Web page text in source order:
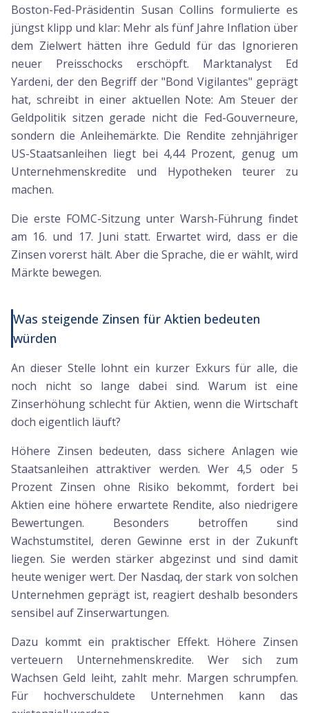
Boston-Fed-Präsidentin Susan Collins formulierte es
jüngst klipp und klar: Mehr als fünf Jahre Inflation über
dem Zielwert hätten ihre Geduld für das Ignorieren
neuer Preisschocks erschöpft. Marktanalyst Ed
Yardeni, der den Begriff der "Bond Vigilantes" geprägt
hat, schreibt in einer aktuellen Note: Am Steuer der
Geldpolitik sitzen gerade nicht die Fed-Gouverneure,
sondern die Anleihemärkte. Die Rendite zehnjähriger
US-Staatsanleihen liegt bei 4,44 Prozent, genug um
Unternehmenskredite und Hypotheken teurer zu
machen.
Die erste FOMC-Sitzung unter Warsh-Führung findet
am 16. und 17. Juni statt. Erwartet wird, dass er die
Zinsen vorerst hält. Aber die Sprache, die er wählt, wird
Märkte bewegen.
Was steigende Zinsen für Aktien bedeuten
würden
An dieser Stelle lohnt ein kurzer Exkurs für alle, die
noch nicht so lange dabei sind. Warum ist eine
Zinserhöhung schlecht für Aktien, wenn die Wirtschaft
doch eigentlich läuft?
Höhere Zinsen bedeuten, dass sichere Anlagen wie
Staatsanleihen attraktiver werden. Wer 4,5 oder 5
Prozent Zinsen ohne Risiko bekommt, fordert bei
Aktien eine höhere erwartete Rendite, also niedrigere
Bewertungen. Besonders betroffen sind
Wachstumstitel, deren Gewinne erst in der Zukunft
liegen. Sie werden stärker abgezinst und sind damit
heute weniger wert. Der Nasdaq, der stark von solchen
Unternehmen geprägt ist, reagiert deshalb besonders
sensibel auf Zinserwartungen.
Dazu kommt ein praktischer Effekt. Höhere Zinsen
verteuern Unternehmenskredite. Wer sich zum
Wachsen Geld leiht, zahlt mehr. Margen schrumpfen.
Für hochverschuldete Unternehmen kann das